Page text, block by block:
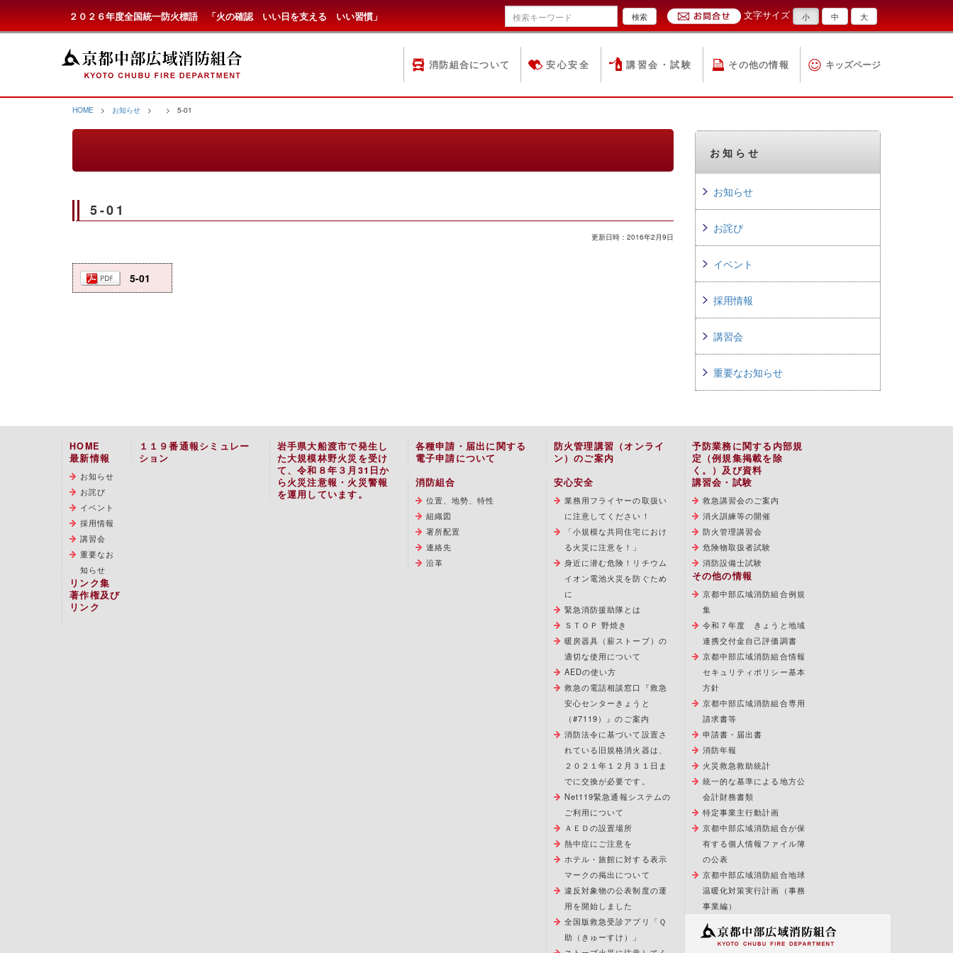
２０２６年度全国統一防火標語 「火の確認 いい日を支える いい習慣」 文字サイズ 小 中 大
検索
消防組合について 安心安全 講習会・試験 その他の情報 キッズページ
HOME > お知らせ > > 5-01
5-01
更新日時：2016年2月9日
5-01
お知らせ
お知らせ
お詫び
イベント
採用情報
講習会
重要なお知らせ
HOME
最新情報
お知らせ
お詫び
イベント
採用情報
講習会
重要なお
知らせ
リンク集
著作権及び
リンク
１１９番通報シミュレー
ション
岩手県大船渡市で発生し
た大規模林野火災を受け
て、令和８年３月31日か
ら火災注意報・火災警報
を運用しています。
各種申請・届出に関する
電子申請について
防火管理講習（オンライ
ン）のご案内
予防業務に関する内部規
定（例規集掲載を除
く。）及び資料
消防組合
位置、地勢、特性
組織図
署所配置
連絡先
沿革
安心安全
業務用フライヤーの取扱い
に注意してください！
「小規模な共同住宅におけ
る火災に注意を！」
身近に潜む危険！リチウム
イオン電池火災を防ぐため
に
緊急消防援助隊とは
ＳＴＯＰ 野焼き
暖房器具（薪ストーブ）の
適切な使用について
AEDの使い方
救急の電話相談窓口『救急
安心センターきょうと
（#7119）』のご案内
消防法令に基づいて設置さ
れている旧規格消火器は、
２０２１年１２月３１日ま
でに交換が必要です。
Net119緊急通報システムの
ご利用について
ＡＥＤの設置場所
熱中症にご注意を
ホテル・旅館に対する表示
マークの掲出について
違反対象物の公表制度の運
用を開始しました
全国版救急受診アプリ「Ｑ
助（きゅーすけ）」
講習会・試験
救急講習会のご案内
消火訓練等の開催
防火管理講習会
危険物取扱者試験
消防設備士試験
その他の情報
京都中部広域消防組合例規
集
令和７年度 きょうと地域
連携交付金自己評価調書
京都中部広域消防組合情報
セキュリティポリシー基本
方針
京都中部広域消防組合専用
請求書等
申請書・届出書
消防年報
火災救急救助統計
統一的な基準による地方公
会計財務書類
特定事業主行動計画
京都中部広域消防組合が保
有する個人情報ファイル簿
の公表
京都中部広域消防組合地球
温暖化対策実行計画（事務
事業編）